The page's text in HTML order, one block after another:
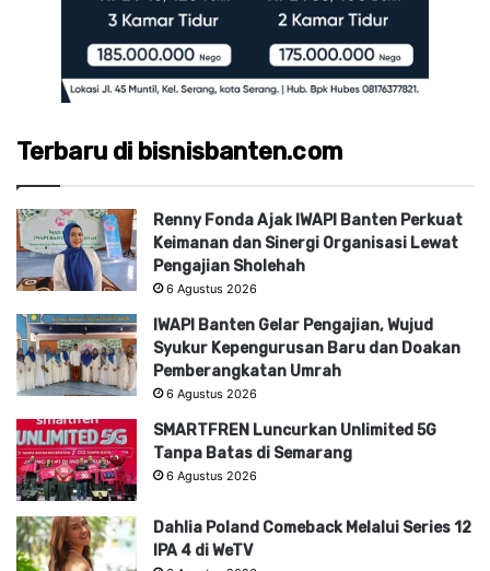
Terbaru di bisnisbanten.com
Renny Fonda Ajak IWAPI Banten Perkuat
Keimanan dan Sinergi Organisasi Lewat
Pengajian Sholehah
6 Agustus 2026
IWAPI Banten Gelar Pengajian, Wujud
Syukur Kepengurusan Baru dan Doakan
Pemberangkatan Umrah
6 Agustus 2026
SMARTFREN Luncurkan Unlimited 5G
Tanpa Batas di Semarang
6 Agustus 2026
Dahlia Poland Comeback Melalui Series 12
IPA 4 di WeTV